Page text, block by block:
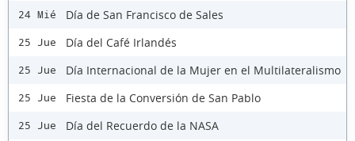
24 Mié Día de San Francisco de Sales
25 Jue Día del Café Irlandés
25 Jue Día Internacional de la Mujer en el Multilateralismo
25 Jue Fiesta de la Conversión de San Pablo
25 Jue Día del Recuerdo de la NASA